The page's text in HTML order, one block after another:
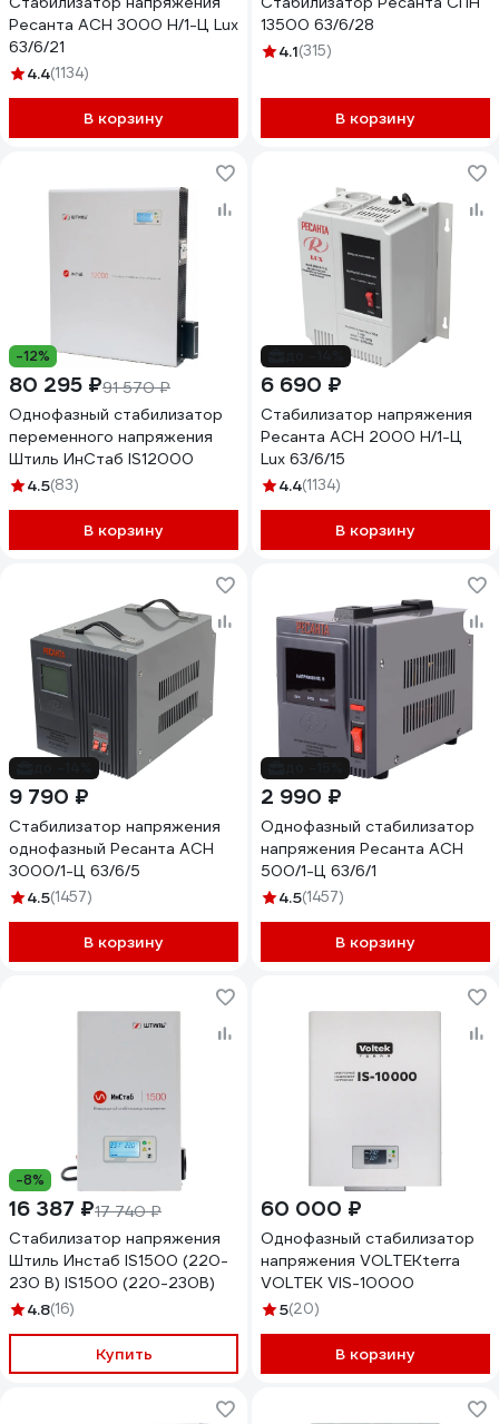
Ресанта АСН 3000 Н/1-Ц Lux
63/6/21
4.4(1134)
В корзину
13500 63/6/28
4.1(315)
В корзину
-12%
80 295 ₽91 570 ₽
Однофазный стабилизатор
переменного напряжения
Штиль ИнСтаб IS12000
4.5(83)
В корзину
6 690 ₽
Стабилизатор напряжения
Ресанта АСН 2000 Н/1-Ц
Lux 63/6/15
4.4(1134)
В корзину
9 790 ₽
Стабилизатор напряжения
однофазный Ресанта АСН
3000/1-Ц 63/6/5
4.5(1457)
В корзину
2 990 ₽
Однофазный стабилизатор
напряжения Ресанта АСН
500/1-Ц 63/6/1
4.5(1457)
В корзину
-8%
16 387 ₽17 740 ₽
Стабилизатор напряжения
Штиль Инстаб IS1500 (220-
230 В) IS1500 (220-230В)
4.8(16)
Купить
60 000 ₽
Однофазный стабилизатор
напряжения VOLTEKterra
VOLTEK VIS-10000
5(20)
В корзину